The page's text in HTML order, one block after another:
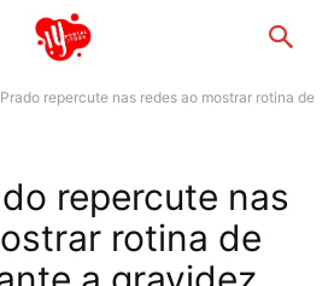
repercute nas redes ao mostrar rotina de
repercute nas
rotina de